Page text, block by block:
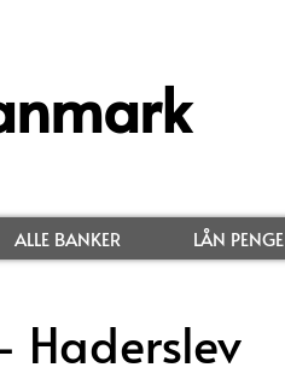
ALLE BANKER LÅN PENGE
Haderslev